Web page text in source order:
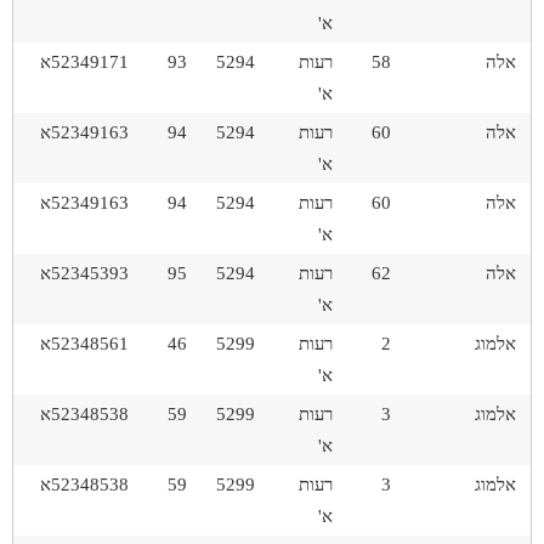
א'
אלה 58
רעות
א'
5294
93 52349171א
אלה 60
רעות
א'
5294
94 52349163א
אלה 60
רעות
א'
5294
94 52349163א
אלה 62
רעות
א'
5294
95 52345393א
אלמוג 2
רעות
א'
5299
46 52348561א
אלמוג 3
רעות
א'
5299
59 52348538א
אלמוג 3
רעות
א'
5299
59 52348538א